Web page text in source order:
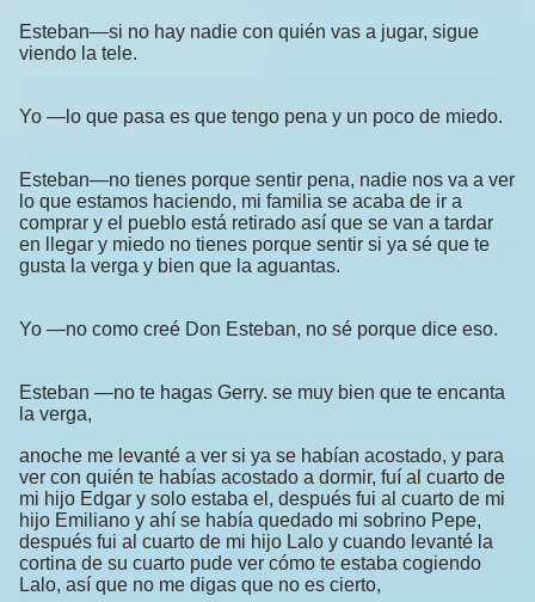
Esteban—si no hay nadie con quién vas a jugar, sigue
viendo la tele.
Yo —lo que pasa es que tengo pena y un poco de miedo.
Esteban—no tienes porque sentir pena, nadie nos va a ver
lo que estamos haciendo, mi familia se acaba de ir a
comprar y el pueblo está retirado así que se van a tardar
en llegar y miedo no tienes porque sentir si ya sé que te
gusta la verga y bien que la aguantas.
Yo —no como creé Don Esteban, no sé porque dice eso.
Esteban —no te hagas Gerry. se muy bien que te encanta
la verga,
anoche me levanté a ver si ya se habían acostado, y para
ver con quién te habías acostado a dormir, fuí al cuarto de
mi hijo Edgar y solo estaba el, después fui al cuarto de mi
hijo Emiliano y ahí se había quedado mi sobrino Pepe,
después fui al cuarto de mi hijo Lalo y cuando levanté la
cortina de su cuarto pude ver cómo te estaba cogiendo
Lalo, así que no me digas que no es cierto,